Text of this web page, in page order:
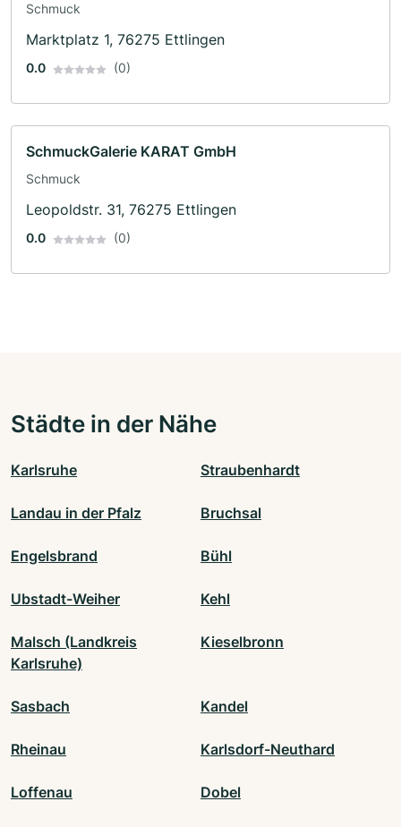
Schmuck
Marktplatz 1, 76275 Ettlingen
0.0 (0)
SchmuckGalerie KARAT GmbH
Schmuck
Leopoldstr. 31, 76275 Ettlingen
0.0 (0)
Städte in der Nähe
Karlsruhe Straubenhardt
Landau in der Pfalz Bruchsal
Engelsbrand Bühl
Ubstadt-Weiher Kehl
Malsch (Landkreis
Karlsruhe)
Kieselbronn
Sasbach Kandel
Rheinau Karlsdorf-Neuthard
Loffenau Dobel